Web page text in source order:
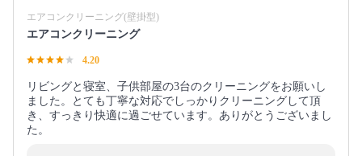
エアコンクリーニング(壁掛型)
エアコンクリーニング
4.20
リビングと寝室、子供部屋の3台のクリーニングをお願いし
ました。とても丁寧な対応でしっかりクリーニングして頂
き、すっきり快適に過ごせています。ありがとうございまし
た。